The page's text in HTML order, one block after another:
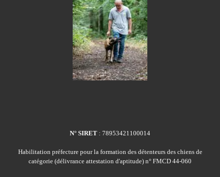
N° SIRET : 78953421100014
Habilitation préfecture pour la formation des détenteurs des chiens de
catégorie (délivrance attestation d'aptitude) n° FMCD 44-060